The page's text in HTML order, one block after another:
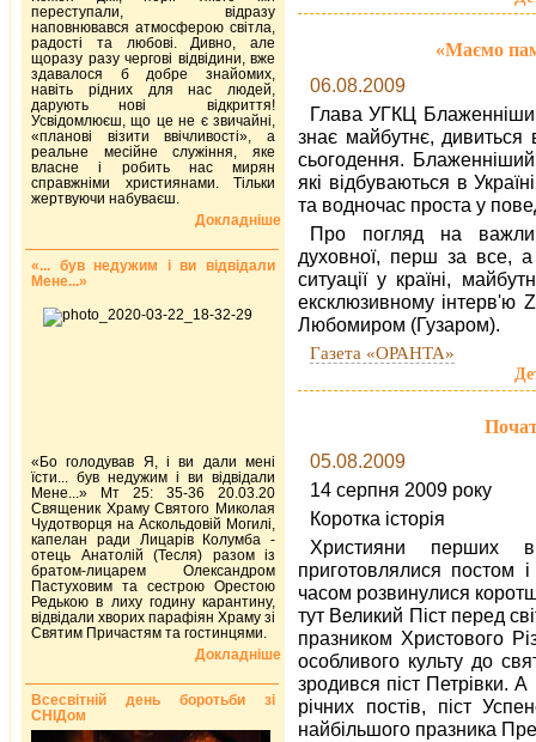
«Маємо
06.08.2009
Глава УГКЦ
знає майбутнє, дивиться
сьогодення.
які відбуваються в
та водночас проста у
Про погляд на
духовної, перш за все, а
ситуації у країні,
ексклюзивному інтерв'ю
Любомиром (Гузаром).
Газета «ОРАНТА»
05.08.2009
14 серпня 2009 року
Коротка історія
Християни перших
приготовлялися постом
часом розвинулися
тут Великий Піст перед
празником Христового
особливого культу до
зродився піст Петрівки.
річних постів, піст
найбільшого празника
переступали, відразу
наповнювався атмосферою світла,
радості та любові. Дивно, але
щоразу разу чергові відвідини, вже
здавалося б добре знайомих,
навіть рідних для нас людей,
дарують нові відкриття!
Усвідомлюєш, що це не є звичайні,
«планові візити ввічливості», а
реальне месійне служіння, яке
власне і робить нас мирян
справжніми християнами. Тільки
жертвуючи набуваєш.
Докладніше
«... був недужим і ви відвідали
Мене...»
«Бо голодував Я, і ви дали мені
їсти... був недужим і ви відвідали
Мене...» Мт 25: 35-36 20.03.20
Священик Храму Святого Миколая
Чудотворця на Аскольдовій Могилі,
капелан ради Лицарів Колумба -
отець Анатолій (Тесля) разом із
братом-лицарем Олександром
Пастуховим та сестрою Орестою
Редькою в лиху годину карантину,
відвідали хворих парафіян Храму зі
Святим Причастям та гостинцями.
Докладніше
Всесвітній день боротьби зі
СНІДом